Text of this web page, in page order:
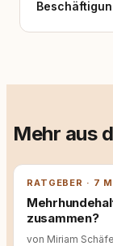
Mehr aus
RATGEBER · 7
zusammen?
von Miriam